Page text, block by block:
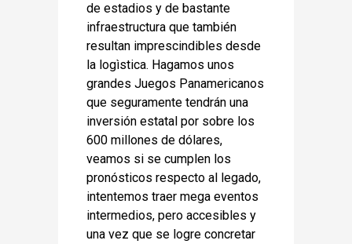
de estadios y de bastante
infraestructura que también
resultan imprescindibles desde
la logìstica. Hagamos unos
grandes Juegos Panamericanos
que seguramente tendrán una
inversión estatal por sobre los
600 millones de dólares,
veamos si se cumplen los
pronósticos respecto al legado,
intentemos traer mega eventos
intermedios, pero accesibles y
una vez que se logre concretar